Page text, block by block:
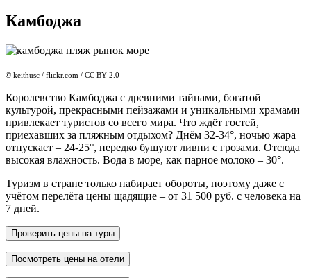
Камбоджа
© keithusc / flickr.com / CC BY 2.0
Королевство Камбоджа с древними тайнами, богатой
культурой, прекрасными пейзажами и уникальными храмами
привлекает туристов со всего мира. Что ждёт гостей,
приехавших за пляжным отдыхом? Днём 32-34°, ночью жара
отпускает – 24-25°, нередко бушуют ливни с грозами. Отсюда
высокая влажность. Вода в море, как парное молоко – 30°.
Туризм в стране только набирает обороты, поэтому даже с
учётом перелёта цены щадящие – от 31 500 руб. с человека на
7 дней.
Проверить цены на туры
Посмотреть цены на отели